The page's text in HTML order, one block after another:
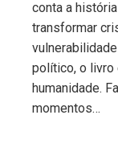
conta a
transformar
político, o livro
humanidade.
momentos…